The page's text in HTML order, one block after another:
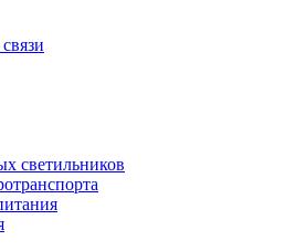
светильников